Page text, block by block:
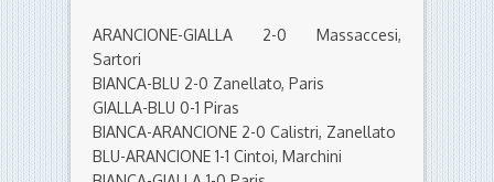
ARANCIONE-GIALLA 2-0 Massaccesi,
Sartori
BIANCA-BLU 2-0 Zanellato, Paris
GIALLA-BLU 0-1 Piras
BIANCA-ARANCIONE 2-0 Calistri, Zanellato
BLU-ARANCIONE 1-1 Cintoi, Marchini